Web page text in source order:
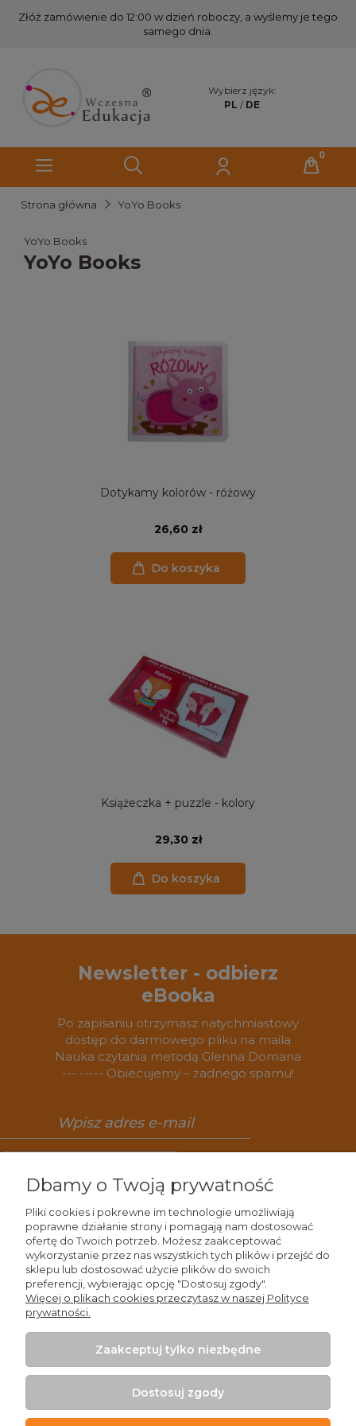
Złóż zamówienie do 12:00 w dzień roboczy, a wyślemy je tego
samego dnia.
Wybierz język:
PL / DE
Strona główna YoYo Books
YoYo Books
YoYo Books
Dotykamy kolorów - różowy
26,60 zł
Do koszyka
Książeczka + puzzle - kolory
29,30 zł
Do koszyka
Newsletter - odbierz
eBooka
Po zapisaniu otrzymasz natychmiastowy
dostęp do darmowego pliku na maila
Nauka czytania metodą Glenna Domana
--- ----- Obiecujemy – żadnego spamu!
Wiedza
Zakupy
Moje konto
Dbamy o Twoją prywatność
Pliki cookies i pokrewne im technologie umożliwiają
poprawne działanie strony i pomagają nam dostosować
ofertę do Twoich potrzeb. Możesz zaakceptować
wykorzystanie przez nas wszystkich tych plików i przejść do
sklepu lub dostosować użycie plików do swoich
preferencji, wybierając opcję "Dostosuj zgody".
Więcej o plikach cookies przeczytasz w naszej Polityce
prywatności.
Zaakceptuj tylko niezbędne
Dostosuj zgody